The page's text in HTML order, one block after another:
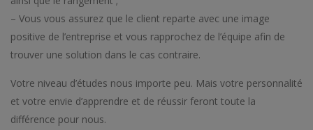
– Vous vous assurez que le client reparte avec une image
positive de l’entreprise et vous rapprochez de l’équipe afin de
trouver une solution dans le cas contraire.
Votre niveau d’études nous importe peu. Mais votre personnalité
et votre envie d’apprendre et de réussir feront toute la
différence pour nous.